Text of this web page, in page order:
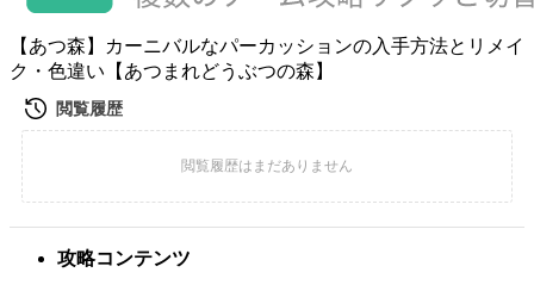
【あつ森】カーニバルなパーカッションの入手方法とリメイ
ク・色違い【あつまれどうぶつの森】
攻略コンテンツ